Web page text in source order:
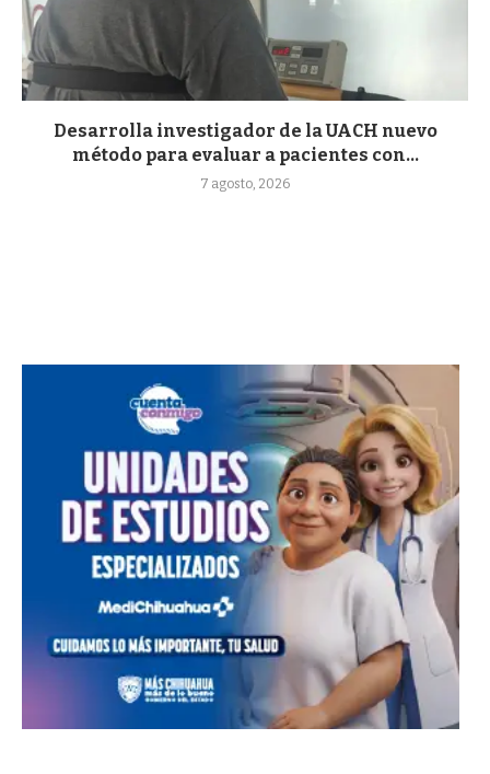
Desarrolla investigador de la UACH nuevo
método para evaluar a pacientes con...
7 agosto, 2026